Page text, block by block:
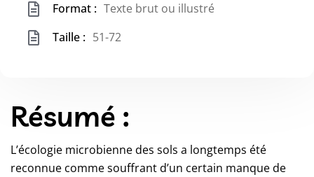
Format : Texte brut ou illustré
Taille : 51-72
Résumé :
L’écologie microbienne des sols a longtemps été
reconnue comme souffrant d’un certain manque de